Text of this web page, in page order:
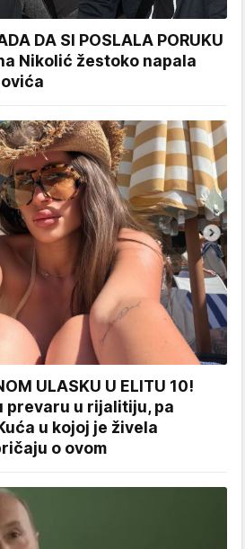
DA SI POSLALA PORUKU
Nikolić žestoko napala
ULASKU U ELITU 10!
prevaru u rijalitiju, pa
u kojoj je živela
o ovom